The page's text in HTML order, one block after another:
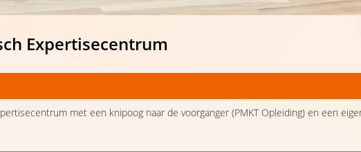
Expertisecentrum
met een knipoog naar de voorganger (PMKT Opleiding) en een